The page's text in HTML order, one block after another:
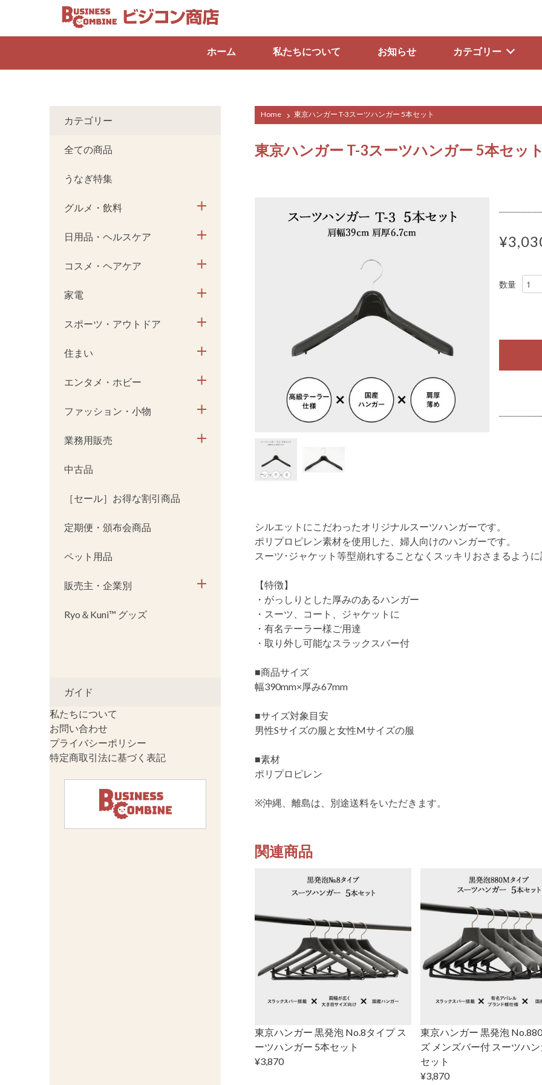
ホーム 私たちについて お知らせ カテゴリー
Home 東京ハンガー T-3スーツハンガー 5本セット
東京ハンガー T-3スーツハンガー 5本セット
数量
シルエットにこだわったオリジナルスーツハンガーです。
ポリプロピレン素材を使用した、婦人向けのハンガーです。
スーツ･ジャケット等型崩れすることなくスッキリおさまるように
【特徴】
・がっしりとした厚みのあるハンガー
・スーツ、コート、ジャケットに
・有名テーラー様ご用達
・取り外し可能なスラックスバー付
■商品サイズ
幅390mm×厚み67mm
■サイズ対象目安
男性Sサイズの服と女性Mサイズの服
■素材
ポリプロピレン
※沖縄、離島は、別途送料をいただきます。
関連商品
東京ハンガー 黒発泡 No.8タイプ ス
ーツハンガー 5本セット
¥3,870
東京ハンガー 黒発泡
ズ メンズバー付 スーツハ
セット
¥3,870
カテゴリー
全ての商品
うなぎ特集
グルメ・飲料
日用品・ヘルスケア
コスメ・ヘアケア
家電
スポーツ・アウトドア
住まい
エンタメ・ホビー
ファッション・小物
業務用販売
中古品
［セール］お得な割引商品
定期便・頒布会商品
ペット用品
販売主・企業別
Ryo＆Kuni™ グッズ
ガイド
私たちについて
お問い合わせ
プライバシーポリシー
特定商取引法に基づく表記